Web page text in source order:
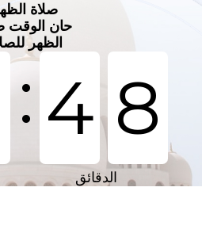
صلاة
حان الوقت
الظهر
:4 8
الدقائق